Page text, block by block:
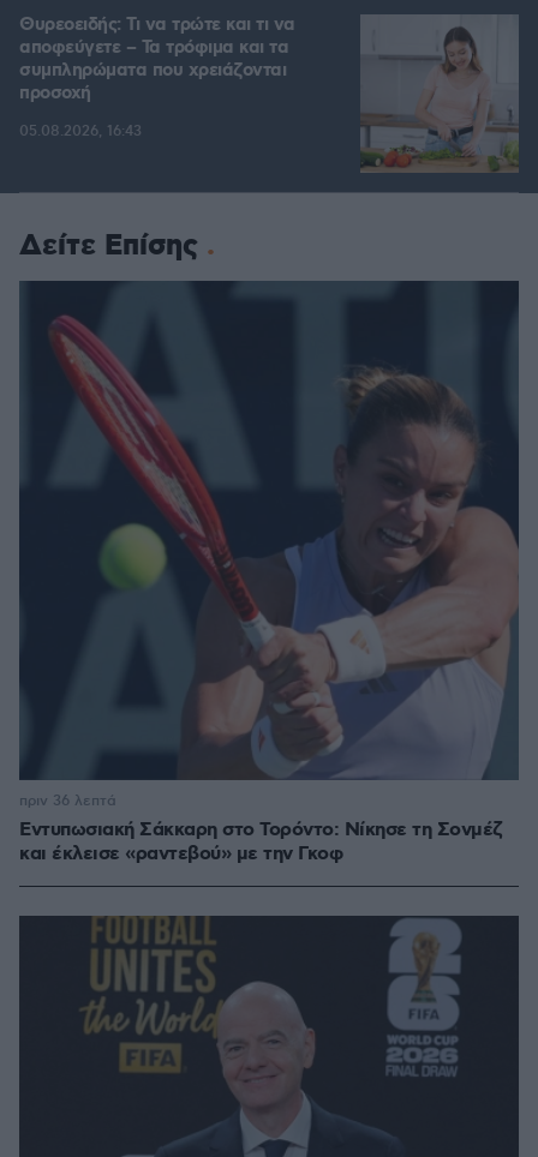
Θυρεοειδής: Τι να τρώτε και τι να
αποφεύγετε – Τα τρόφιμα και τα
συμπληρώματα που χρειάζονται
προσοχή
05.08.2026, 16:43
Δείτε Επίσης
Εντυπωσιακή Σάκκαρη στο Τορόντο: Νίκησε τη Σονμέζ
και έκλεισε «ραντεβού» με την Γκοφ
πριν 36 λεπτά